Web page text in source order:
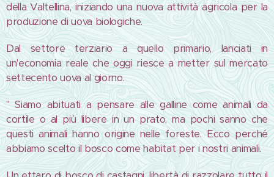
della Valtellina, iniziando una nuova attività agricola per la
produzione di uova biologiche.
Dal settore terziario a quello primario, lanciati in
un'economia reale che oggi riesce a metter sul mercato
settecento uova al giorno.
" Siamo abituati a pensare alle galline come animali da
cortile o al più libere in un prato, ma pochi sanno che
questi animali hanno origine nelle foreste. Ecco perché
abbiamo scelto il bosco come habitat per i nostri animali.